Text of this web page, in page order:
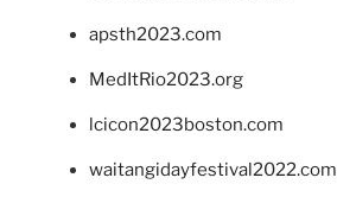
apsth2023.com
MedItRio2023.org
lcicon2023boston.com
waitangidayfestival2022.com